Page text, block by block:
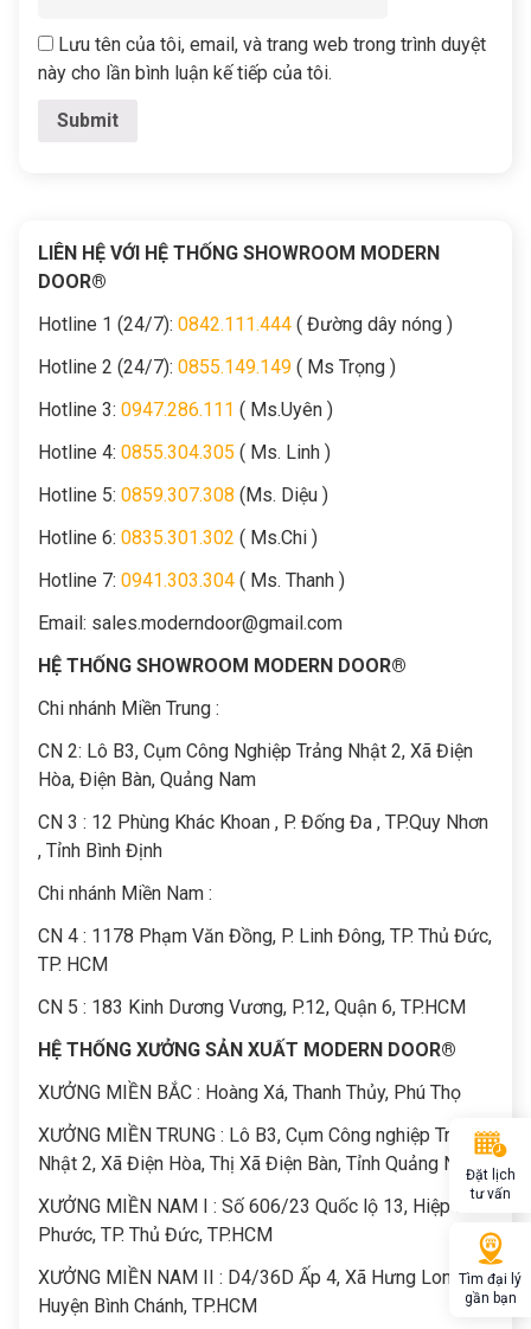
Lưu tên của tôi, email, và trang web trong trình duyệt
này cho lần bình luận kế tiếp của tôi.
LIÊN HỆ VỚI HỆ THỐNG SHOWROOM MODERN
DOOR®
Hotline 1 (24/7): 0842.111.444 ( Đường dây nóng )
Hotline 2 (24/7): 0855.149.149 ( Ms Trọng )
Hotline 3: 0947.286.111 ( Ms.Uyên )
Hotline 4: 0855.304.305 ( Ms. Linh )
Hotline 5: 0859.307.308 (Ms. Diệu )
Hotline 6: 0835.301.302 ( Ms.Chi )
Hotline 7: 0941.303.304 ( Ms. Thanh )
Email: sales.moderndoor@gmail.com
HỆ THỐNG SHOWROOM MODERN DOOR®
Chi nhánh Miền Trung :
CN 2: Lô B3, Cụm Công Nghiệp Trảng Nhật 2, Xã Điện
Hòa, Điện Bàn, Quảng Nam
CN 3 : 12 Phùng Khác Khoan , P. Đống Đa , TP.Quy Nhơn
, Tỉnh Bình Định
Chi nhánh Miền Nam :
CN 4 : 1178 Phạm Văn Đồng, P. Linh Đông, TP. Thủ Đức,
TP. HCM
CN 5 : 183 Kinh Dương Vương, P.12, Quận 6, TP.HCM
HỆ THỐNG XƯỞNG SẢN XUẤT MODERN DOOR®
XƯỞNG MIỀN BẮC : Hoàng Xá, Thanh Thủy, Phú Thọ
XƯỞNG MIỀN TRUNG : Lô B3, Cụm Công nghiệp Trảng
Nhật 2, Xã Điện Hòa, Thị Xã Điện Bàn, Tỉnh Quảng Nam
XƯỞNG MIỀN NAM I : Số 606/23 Quốc lộ 13, Hiệp Bình
Phước, TP. Thủ Đức, TP.HCM
XƯỞNG MIỀN NAM II : D4/36D Ấp 4, Xã Hưng Long,
Huyện Bình Chánh, TP.HCM
Đặt lịch
tư vấn
Tìm đại lý
gần bạn